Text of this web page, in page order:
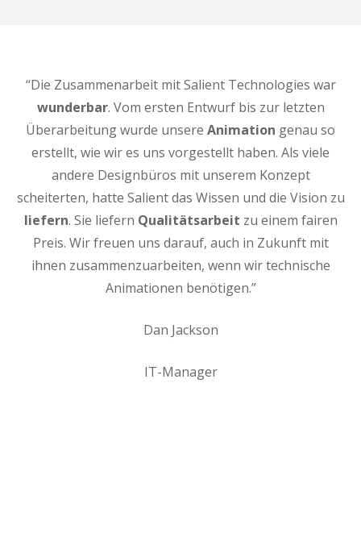
“Die Zusammenarbeit mit Salient Technologies war
wunderbar. Vom ersten Entwurf bis zur letzten
Überarbeitung wurde unsere Animation genau so
erstellt, wie wir es uns vorgestellt haben. Als viele
andere Designbüros mit unserem Konzept
scheiterten, hatte Salient das Wissen und die Vision zu
liefern. Sie liefern Qualitätsarbeit zu einem fairen
Preis. Wir freuen uns darauf, auch in Zukunft mit
ihnen zusammenzuarbeiten, wenn wir technische
Animationen benötigen.”
Dan Jackson
IT-Manager